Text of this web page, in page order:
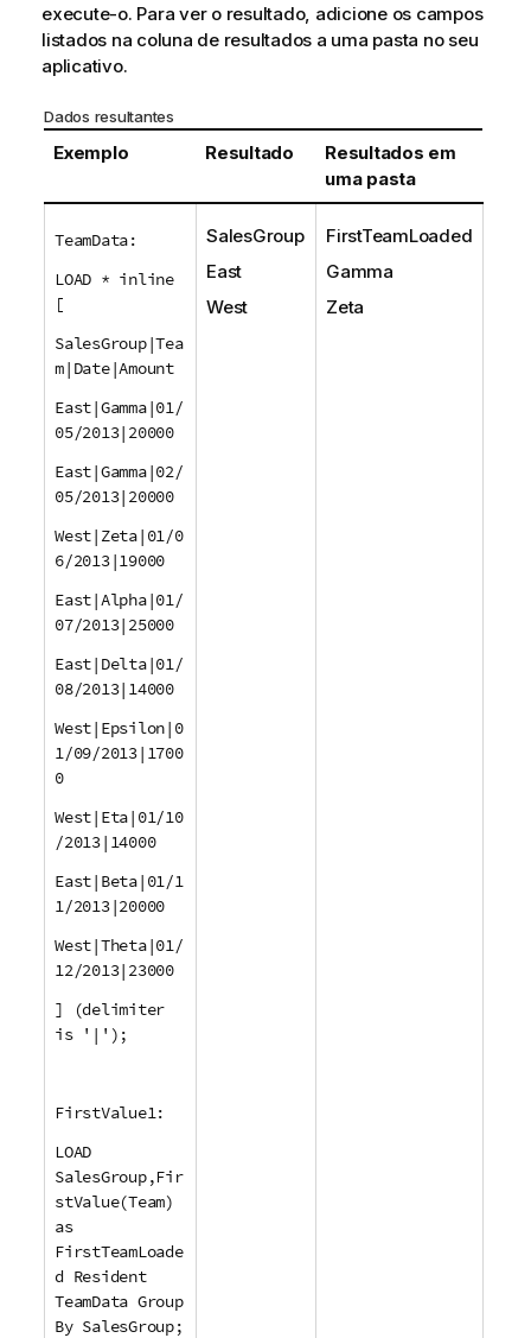
execute-o. Para ver o resultado, adicione os campos
listados na coluna de resultados a uma pasta no seu
aplicativo.
Dados resultantes
Exemplo Resultado
Resultados em
uma pasta
TeamData:
LOAD * inline
[
SalesGroup|Tea
m|Date|Amount
East|Gamma|01/
05/2013|20000
East|Gamma|02/
05/2013|20000
West|Zeta|01/0
6/2013|19000
East|Alpha|01/
07/2013|25000
East|Delta|01/
08/2013|14000
West|Epsilon|0
1/09/2013|1700
0
West|Eta|01/10
/2013|14000
East|Beta|01/1
1/2013|20000
West|Theta|01/
12/2013|23000
] (delimiter
is '|');
FirstValue1:
LOAD
SalesGroup,Fir
stValue(Team)
as
FirstTeamLoade
d Resident
TeamData Group
By SalesGroup;
SalesGroup
East
West
FirstTeamLoaded
Gamma
Zeta